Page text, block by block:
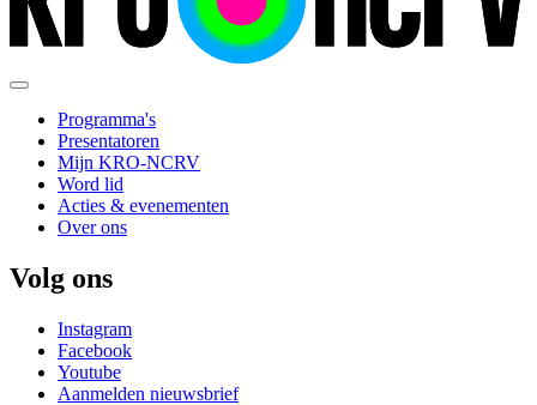
Programma's
Presentatoren
Mijn KRO-NCRV
Word lid
Acties & evenementen
Over ons
Volg ons
Instagram
Facebook
Youtube
Aanmelden nieuwsbrief